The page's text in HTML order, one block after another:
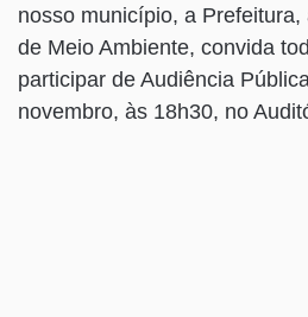
nosso município, a
de Meio Ambiente, convida
participar de Audiência
novembro, às 18h30, no